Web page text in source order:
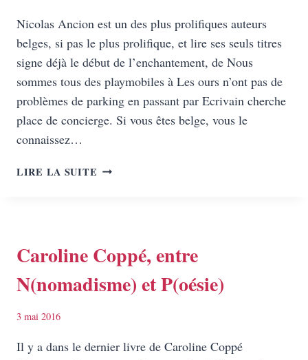
Nicolas Ancion est un des plus prolifiques auteurs
belges, si pas le plus prolifique, et lire ses seuls titres
signe déjà le début de l’enchantement, de Nous
sommes tous des playmobiles à Les ours n’ont pas de
problèmes de parking en passant par Ecrivain cherche
place de concierge. Si vous êtes belge, vous le
connaissez…
LIRE LA SUITE NICOLAS
LA
PLUS
LONGUE
INTERVIEW
Caroline Coppé, entre
N(nomadisme) et P(oésie)
3 mai 2016
Il y a dans le dernier livre de Caroline Coppé